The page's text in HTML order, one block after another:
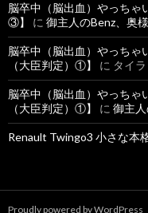
脳卒中（脳出血）やっち
③】
に 御主人のBenz、奥
脳卒中（脳出血）やっち
（大臣判定）①】
に タイ
脳卒中（脳出血）やっち
（大臣判定）①】
に 御主
Renault Twingo3 小さな本
Proudly powered by WordPress